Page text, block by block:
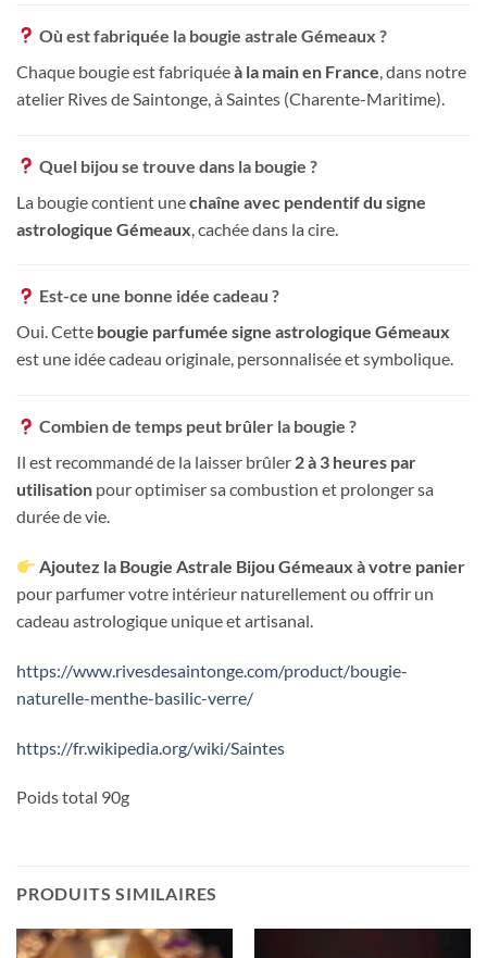
Où est fabriquée la bougie astrale Gémeaux ?
Chaque bougie est fabriquéeà la main en France, dans notre
atelier Rives de Saintonge, à Saintes (Charente-Maritime).
Quel bijou se trouve dans la bougie ?
La bougie contient unechaîne avec pendentif du signe
astrologique Gémeaux , cachée dans la cire.
Est-ce une bonne idée cadeau ?
Oui. Cette bougie parfumée signe astrologique Gémeaux
est une idée cadeau originale, personnalisée et symbolique.
Combien de temps peut brûler la bougie ?
Il est recommandé de la laisser brûler 2 à 3 heures par
utilisation pour optimiser sa combustion et prolonger sa
durée de vie.
Ajoutez la Bougie Astrale Bijou Gémeaux à votre panier
pour parfumer votre intérieur naturellement ou offrir un
cadeau astrologique unique et artisanal.
https://www.rivesdesaintonge.com/product/bougie-
naturelle-menthe-basilic-verre/
https://fr.wikipedia.org/wiki/Saintes
Poids total 90g
PRODUITS SIMILAIRES